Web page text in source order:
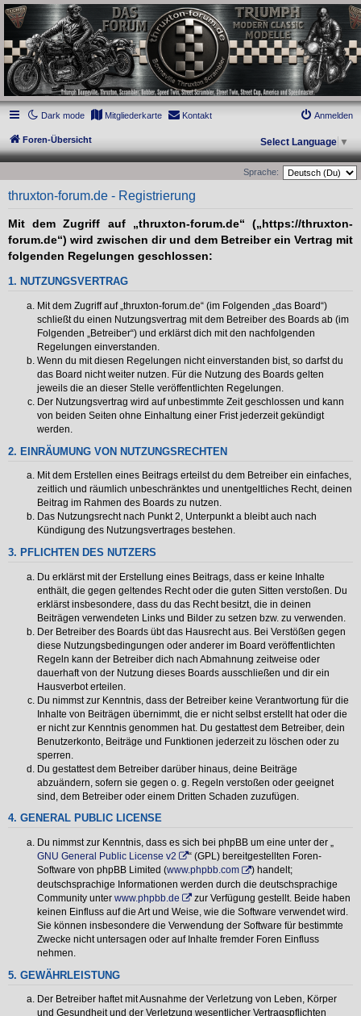
thruxton-forum.de
DAS FORUM! Alles rund um die Triumph Modern Classic Modelle. Das Forum für
die New Bonneville Baureihen ab BJ 2001. Triumph Bonneville, Thruxton,
Scrambler, Bobber, Speed Twin, Street Scrambler, Street Twin, Street Cup, America
und Speedmaster.
Dark mode
Mitgliederkarte Kontakt Anmelden
Foren-Übersicht Select Language ▼
Sprache:
thruxton-forum.de - Registrierung
Mit dem Zugriff auf „thruxton-forum.de“ („https://thruxton-
forum.de“) wird zwischen dir und dem Betreiber ein Vertrag mit
folgenden Regelungen geschlossen:
1. NUTZUNGSVERTRAG
Mit dem Zugriff auf „thruxton-forum.de“ (im Folgenden „das Board“)
schließt du einen Nutzungsvertrag mit dem Betreiber des Boards ab (im
Folgenden „Betreiber“) und erklärst dich mit den nachfolgenden
Regelungen einverstanden.
Wenn du mit diesen Regelungen nicht einverstanden bist, so darfst du
das Board nicht weiter nutzen. Für die Nutzung des Boards gelten
jeweils die an dieser Stelle veröffentlichten Regelungen.
Der Nutzungsvertrag wird auf unbestimmte Zeit geschlossen und kann
von beiden Seiten ohne Einhaltung einer Frist jederzeit gekündigt
werden.
2. EINRÄUMUNG VON NUTZUNGSRECHTEN
Mit dem Erstellen eines Beitrags erteilst du dem Betreiber ein einfaches,
zeitlich und räumlich unbeschränktes und unentgeltliches Recht, deinen
Beitrag im Rahmen des Boards zu nutzen.
Das Nutzungsrecht nach Punkt 2, Unterpunkt a bleibt auch nach
Kündigung des Nutzungsvertrages bestehen.
3. PFLICHTEN DES NUTZERS
Du erklärst mit der Erstellung eines Beitrags, dass er keine Inhalte
enthält, die gegen geltendes Recht oder die guten Sitten verstoßen. Du
erklärst insbesondere, dass du das Recht besitzt, die in deinen
Beiträgen verwendeten Links und Bilder zu setzen bzw. zu verwenden.
Der Betreiber des Boards übt das Hausrecht aus. Bei Verstößen gegen
diese Nutzungsbedingungen oder anderer im Board veröffentlichten
Regeln kann der Betreiber dich nach Abmahnung zeitweise oder
dauerhaft von der Nutzung dieses Boards ausschließen und dir ein
Hausverbot erteilen.
Du nimmst zur Kenntnis, dass der Betreiber keine Verantwortung für die
Inhalte von Beiträgen übernimmt, die er nicht selbst erstellt hat oder die
er nicht zur Kenntnis genommen hat. Du gestattest dem Betreiber, dein
Benutzerkonto, Beiträge und Funktionen jederzeit zu löschen oder zu
sperren.
Du gestattest dem Betreiber darüber hinaus, deine Beiträge
abzuändern, sofern sie gegen o. g. Regeln verstoßen oder geeignet
sind, dem Betreiber oder einem Dritten Schaden zuzufügen.
4. GENERAL PUBLIC LICENSE
Du nimmst zur Kenntnis, dass es sich bei phpBB um eine unter der „
GNU General Public License v2
“ (GPL) bereitgestellten Foren-
Software von phpBB Limited (www.phpbb.com
) handelt;
deutschsprachige Informationen werden durch die deutschsprachige
Community unter www.phpbb.de
zur Verfügung gestellt. Beide haben
keinen Einfluss auf die Art und Weise, wie die Software verwendet wird.
Sie können insbesondere die Verwendung der Software für bestimmte
Zwecke nicht untersagen oder auf Inhalte fremder Foren Einfluss
nehmen.
5. GEWÄHRLEISTUNG
Der Betreiber haftet mit Ausnahme der Verletzung von Leben, Körper
und Gesundheit und der Verletzung wesentlicher Vertragspflichten